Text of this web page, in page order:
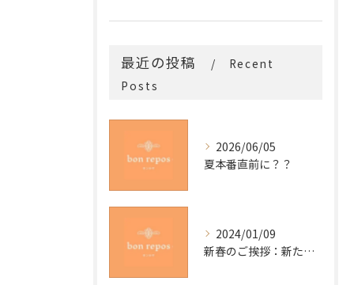
最近の投稿
Recent
Posts
2026/06/05
夏本番直前に？？
2024/01/09
新春のご挨拶：新たな一年の始まりを迎えて